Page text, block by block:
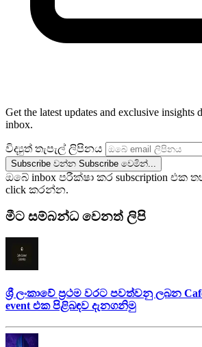
Get the latest updates and exclusive insights
inbox.
විද්‍යුත් තැපැල් ලිපිනය
Subscribe වන්න Subscribe වෙමින්...
ඔබේ inbox පරීක්ෂා කර subscription
click කරන්න.
මීට සම්බන්ධ වෙනත් ලිපි
ශ්‍රී ලංකාවේ ප්‍රථම වරට පවත්වනු ලබන
event එක පිළිබඳව දැනගනිමු